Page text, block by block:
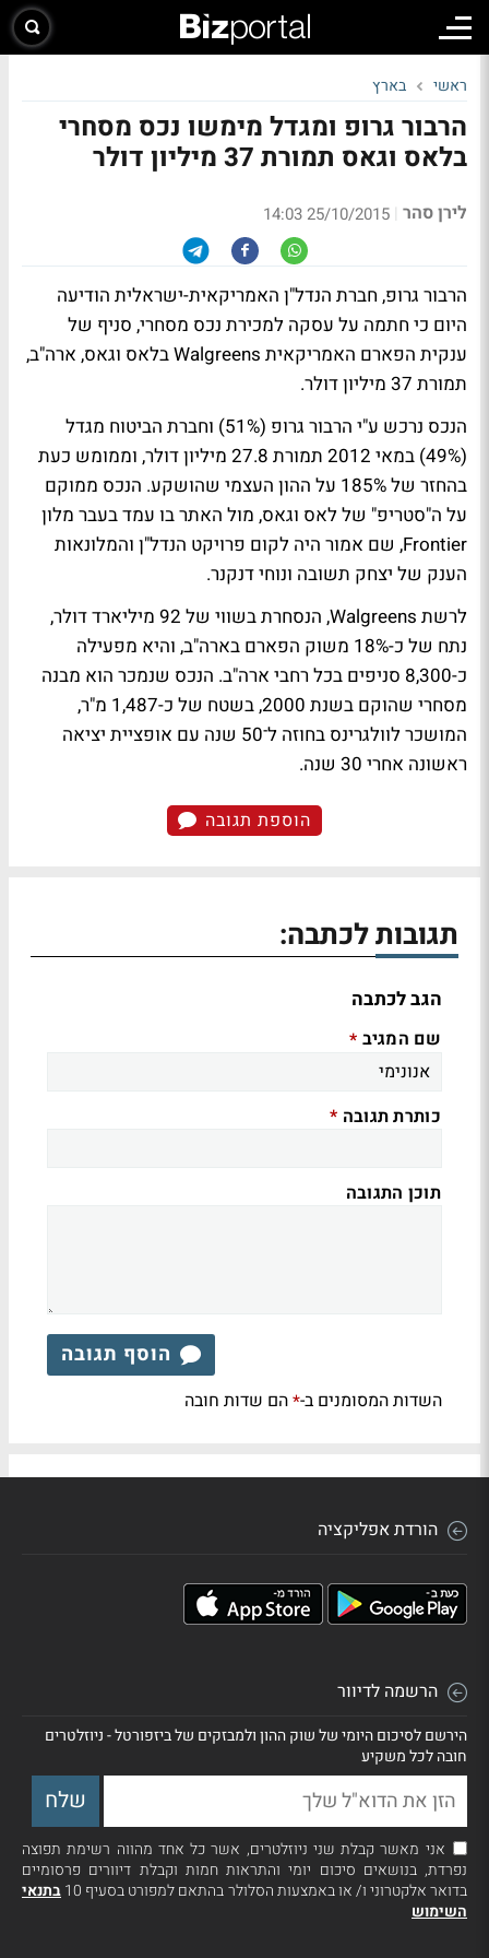
ראשי בארץ
הרבור גרופ ומגדל מימשו נכס מסחרי
בלאס וגאס תמורת 37 מיליון דולר
לירן סהר |
25/10/2015 14:03
הרבור גרופ, חברת הנדל"ן האמריקאית-ישראלית הודיעה
היום כי חתמה על עסקה למכירת נכס מסחרי, סניף של
ענקית הפארם האמריקאית Walgreens בלאס וגאס, ארה"ב,
תמורת 37 מיליון דולר.
הנכס נרכש ע"י הרבור גרופ (51%) וחברת הביטוח מגדל
(49%) במאי 2012 תמורת 27.8 מיליון דולר, וממומש כעת
בהחזר של 185% על ההון העצמי שהושקע. הנכס ממוקם
על ה"סטריפ" של לאס וגאס, מול האתר בו עמד בעבר מלון
Frontier, שם אמור היה לקום פרויקט הנדל"ן והמלונאות
הענק של יצחק תשובה ונוחי דנקנר.
לרשת Walgreens, הנסחרת בשווי של 92 מיליארד דולר,
נתח של כ-18% משוק הפארם בארה"ב, והיא מפעילה
כ-8,300 סניפים בכל רחבי ארה"ב. הנכס שנמכר הוא מבנה
מסחרי שהוקם בשנת 2000, בשטח של כ-1,487 מ"ר,
המושכר לוולגרינס בחוזה ל־50 שנה עם אופציית יציאה
ראשונה אחרי 30 שנה.
הוספת תגובה
תגובות לכתבה:
הגב לכתבה
שם המגיב *
כותרת תגובה *
תוכן התגובה
הוסף תגובה
השדות המסומנים ב-*הם שדות חובה
הורדת אפליקציה
הרשמה לדיוור
הירשם לסיכום היומי של שוק ההון ולמבזקים של ביזפורטל - ניוזלטרים
חובה לכל משקיע
אני מאשר קבלת שני ניוזלטרים, אשר כל אחד מהווה רשימת תפוצה
נפרדת, בנושאים סיכום יומי והתראות חמות וקבלת דיוורים פרסומיים
בדואר אלקטרוני ו/ או באמצעות הסלולר בהתאם למפורט בסעיף 10
בתנאי
השימוש